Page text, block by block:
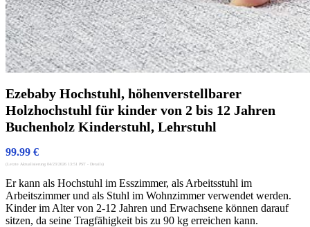
Ezebaby Hochstuhl, höhenverstellbarer
Holzhochstuhl für kinder von 2 bis 12 Jahren
Buchenholz Kinderstuhl, Lehrstuhl
99.99 €
(Letzte Aktualisierung 04/23/2026 13:51 PST - Details)
Er kann als Hochstuhl im Esszimmer, als Arbeitsstuhl im
Arbeitszimmer und als Stuhl im Wohnzimmer verwendet werden.
Kinder im Alter von 2-12 Jahren und Erwachsene können darauf
sitzen, da seine Tragfähigkeit bis zu 90 kg erreichen kann.